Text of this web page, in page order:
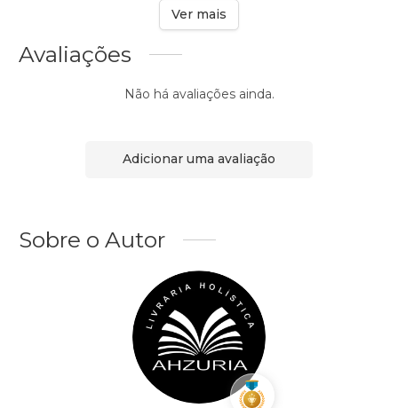
Ver mais
Avaliações
Não há avaliações ainda.
Adicionar uma avaliação
Sobre o Autor